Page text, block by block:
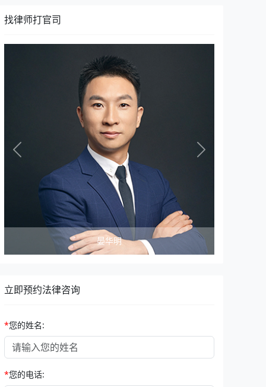
找律师打官司
晏华明
Previous Next
立即预约法律咨询
*您的姓名:
*您的电话: